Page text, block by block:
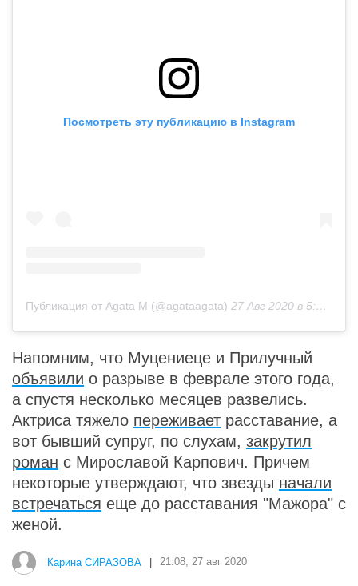
Посмотреть эту публикацию в Instagram
Публикация от Agata M (@agataagata) 27 Авг 2020 в 5:20 PDT
Напомним, что Муцениеце и Прилучный
объявили о разрыве в феврале этого года,
а спустя несколько месяцев развелись.
Актриса тяжело переживает расставание, а
вот бывший супруг, по слухам, закрутил
роман с Мирославой Карпович. Причем
некоторые утверждают, что звезды начали
встречаться еще до расставания "Мажора" с
женой.
Карина СИРАЗОВА 21:08, 27 авг 2020